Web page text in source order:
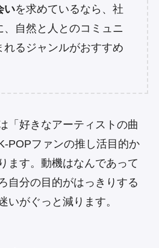
いを求めているなら、社
自然と人とのコミュニ
るジャンルがおすすめ
「好きなアーティストの曲
POPファンの推し活目的か
ます。動機はなんであって
自分の目的がはっきりする
いがぐっと減ります。